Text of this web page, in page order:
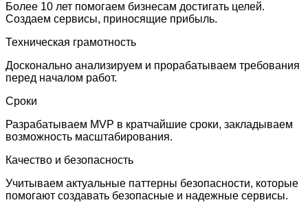
Более 10 лет помогаем бизнесам достигать целей.
Создаем сервисы, приносящие прибыль.
Техническая грамотность
Досконально анализируем и прорабатываем требования
перед началом работ.
Сроки
Разрабатываем MVP в кратчайшие сроки, закладываем
возможность масштабирования.
Качество и безопасность
Учитываем актуальные паттерны безопасности, которые
помогают создавать безопасные и надежные сервисы.